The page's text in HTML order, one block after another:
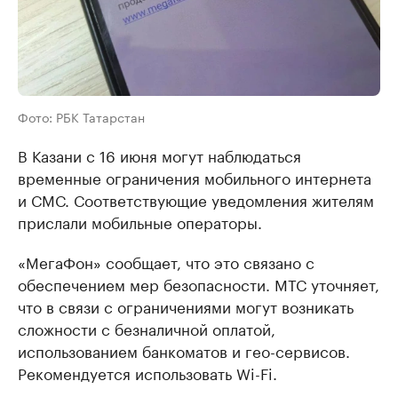
Фото: РБК Татарстан
В Казани с 16 июня могут наблюдаться
временные ограничения мобильного интернета
и СМС. Соответствующие уведомления жителям
прислали мобильные операторы.
«МегаФон» сообщает, что это связано с
обеспечением мер безопасности. МТС уточняет,
что в связи с ограничениями могут возникать
сложности с безналичной оплатой,
использованием банкоматов и гео-сервисов.
Рекомендуется использовать Wi-Fi.